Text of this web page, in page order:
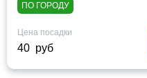
ПО ГОРОДУ
Цена посадки
40 руб